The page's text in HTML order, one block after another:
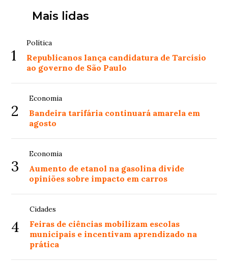
Mais lidas
1
Política
Republicanos lança candidatura de Tarcísio
ao governo de São Paulo
2
Economia
Bandeira tarifária continuará amarela em
agosto
3
Economia
Aumento de etanol na gasolina divide
opiniões sobre impacto em carros
4
Cidades
Feiras de ciências mobilizam escolas
municipais e incentivam aprendizado na
prática